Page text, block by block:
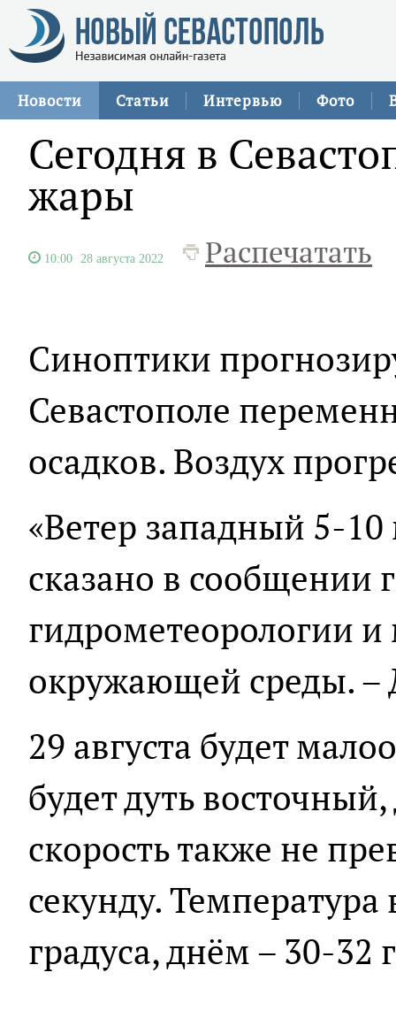
Новости Статьи Интервью Фото
Сегодня в
жары
10:00 28 августа 2022 Распечатать
Синоптики
Севастополе
осадков. Воздух
«Ветер западный 5-10
сказано в сообщении
гидрометеорологии
окружающей среды. –
29 августа будет
будет дуть
скорость также не
секунду.
градуса, днём – 30-32